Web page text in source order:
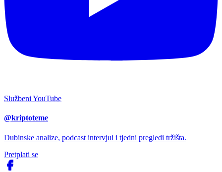
Službeni YouTube
@kriptoteme
Dubinske analize, podcast intervjui i tjedni pregledi tržišta.
Pretplati se